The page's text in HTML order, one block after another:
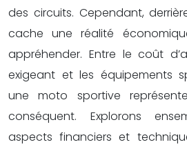
des circuits. Cependant,
cache une réalité
appréhender. Entre le coût
exigeant et les équipements
une moto sportive
conséquent. Explorons
aspects financiers et